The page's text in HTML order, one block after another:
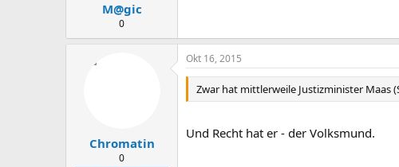
M@gic
0
Chromatin
0
Okt 16, 2015
Zwar hat mittlerweile Justizminister Maas
Und Recht hat er - der Volksmund.